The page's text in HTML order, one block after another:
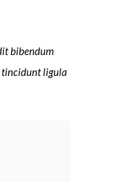
bibendum
tincidunt ligula